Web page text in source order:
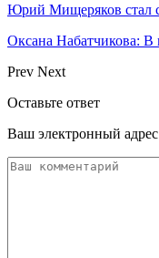
Юрий Мищеряков стал
Оксана Набатчикова:
Prev Next
Оставьте ответ
Ваш электронный